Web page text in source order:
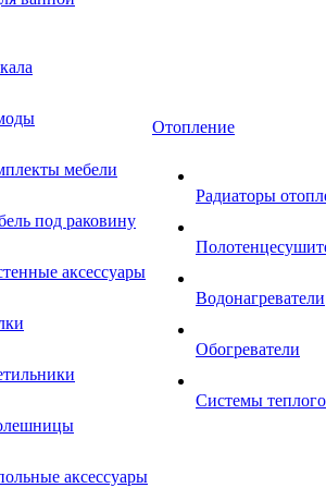
мебели
под раковину
аксессуары
аксессуары
Отопление
Радиаторы
Водонагреватели
Обогреватели
Системы